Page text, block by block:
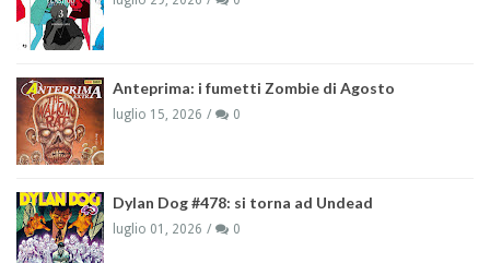
Anteprima: i fumetti Zombie di Agosto
luglio 15, 2026 0
Dylan Dog #478: si torna ad Undead
luglio 01, 2026 0